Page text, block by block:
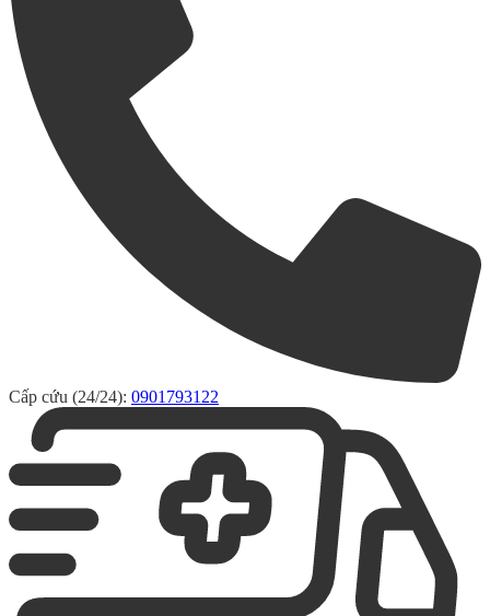
Cấp cứu (24/24): 0901793122